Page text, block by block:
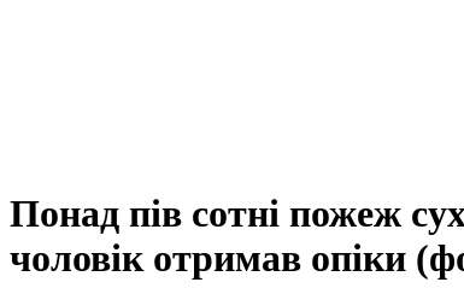
Понад пів сотні пожеж
чоловік отримав опіки